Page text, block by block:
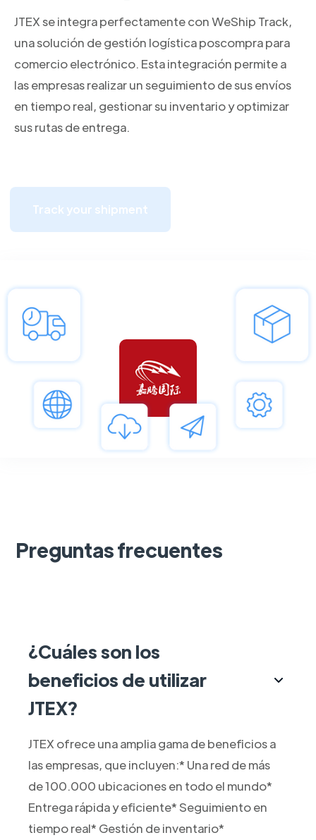
JTEX se integra perfectamente con WeShip Track,
una solución de gestión logística poscompra para
comercio electrónico. Esta integración permite a
las empresas realizar un seguimiento de sus envíos
en tiempo real, gestionar su inventario y optimizar
sus rutas de entrega.
Track your shipment
Preguntas frecuentes
¿Cuáles son los
beneficios de utilizar
JTEX?
JTEX ofrece una amplia gama de beneficios a
las empresas, que incluyen:* Una red de más
de 100.000 ubicaciones en todo el mundo*
Entrega rápida y eficiente* Seguimiento en
tiempo real* Gestión de inventario*